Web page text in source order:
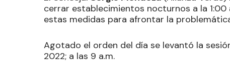
cerrar establecimientos nocturnos a la
estas medidas para afrontar la
Agotado el orden del día se levantó la
2022; a las 9 a.m.